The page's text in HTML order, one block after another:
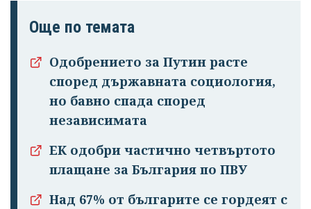
Още по темата
Одобрението за Путин расте
според държавната социология,
но бавно спада според
независимата
ЕК одобри частично четвъртото
плащане за България по ПВУ
Над 67% от българите се гордеят с